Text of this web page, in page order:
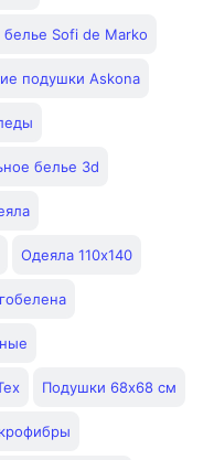
белье Sofi de Marko
подушки Askona
белье 3d
Одеяла 110х140
Подушки 68x68 см